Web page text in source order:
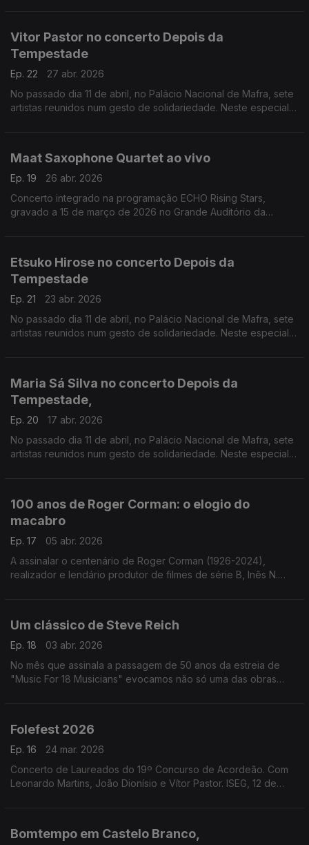
Vitor Pastor no concerto Depois da
Tempestade
Ep. 22
27 abr. 2026
No passado dia 11 de abril, no Palácio Nacional de Mafra, sete
artistas reunidos num gesto de solidariedade. Neste especial
Maat Saxophone Quartet ao vivo
Ep. 19
26 abr. 2026
Concerto integrado na programação ECHO Rising Stars,
gravado a 15 de março de 2026 no Grande Auditório da
Etsuko Hirose no concerto Depois da
Tempestade
Ep. 21
23 abr. 2026
No passado dia 11 de abril, no Palácio Nacional de Mafra, sete
artistas reunidos num gesto de solidariedade. Neste especial
Maria Sá Silva no concerto Depois da
Tempestade,
Ep. 20
17 abr. 2026
No passado dia 11 de abril, no Palácio Nacional de Mafra, sete
artistas reunidos num gesto de solidariedade. Neste especial
100 anos de Roger Corman: o elogio do
macabro
Ep. 17
05 abr. 2026
A assinalar o centenário de Roger Corman (1926-2024),
realizador e lendário produtor de filmes de série B, Inês N.
Um clássico de Steve Reich
Ep. 18
03 abr. 2026
No mês que assinala a passagem de 50 anos da estreia de
"Music For 18 Musicians" evocamos não só uma das obras
Folefest 2026
Ep. 16
24 mar. 2026
Concerto de Laureados do 19º Concurso de Acordeão. Com
Leonardo Martins, João Dionísio e Vítor Pastor. ISEG, 12 de
Bomtempo em Castelo Branco,